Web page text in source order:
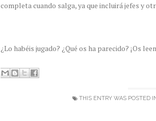
completa cuando salga, ya que incluirá jefes y
¿Lo habéis jugado? ¿Qué os ha parecido? ¡Os
THIS ENTRY WAS POSTED